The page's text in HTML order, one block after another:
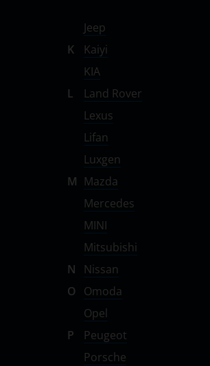
Jeep
K
Kaiyi
KIA
L
Land Rover
Lexus
Lifan
Luxgen
M Mazda
Mercedes
MINI
Mitsubishi
N
Nissan
O
Omoda
Opel
P
Peugeot
Porsche